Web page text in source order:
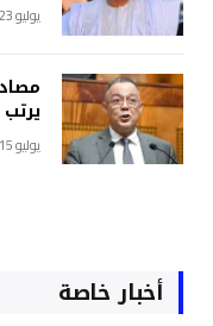
يوليو 23, 2026
يوليو 15, 2026
أخبار خاصة